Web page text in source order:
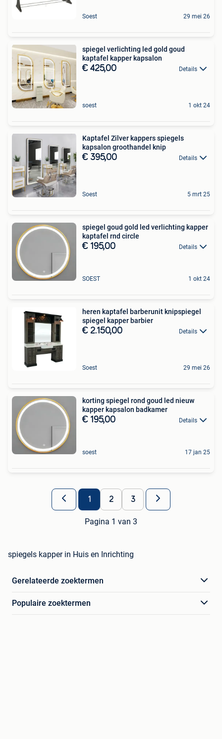
Soest 29 mei 26
spiegel verlichting led gold goud
kaptafel kapper kapsalon
€ 425,00 Details
soest 1 okt 24
Kaptafel Zilver kappers spiegels
kapsalon groothandel knip
€ 395,00 Details
Soest 5 mrt 25
spiegel goud gold led verlichting kapper
kaptafel rnd circle
€ 195,00 Details
SOEST 1 okt 24
heren kaptafel barberunit knipspiegel
spiegel kapper barbier
€ 2.150,00 Details
Soest 29 mei 26
korting spiegel rond goud led nieuw
kapper kapsalon badkamer
€ 195,00 Details
soest 17 jan 25
1 2 3
Pagina 1 van 3
spiegels kapper in Huis en Inrichting
Gerelateerde zoektermen
Populaire zoektermen